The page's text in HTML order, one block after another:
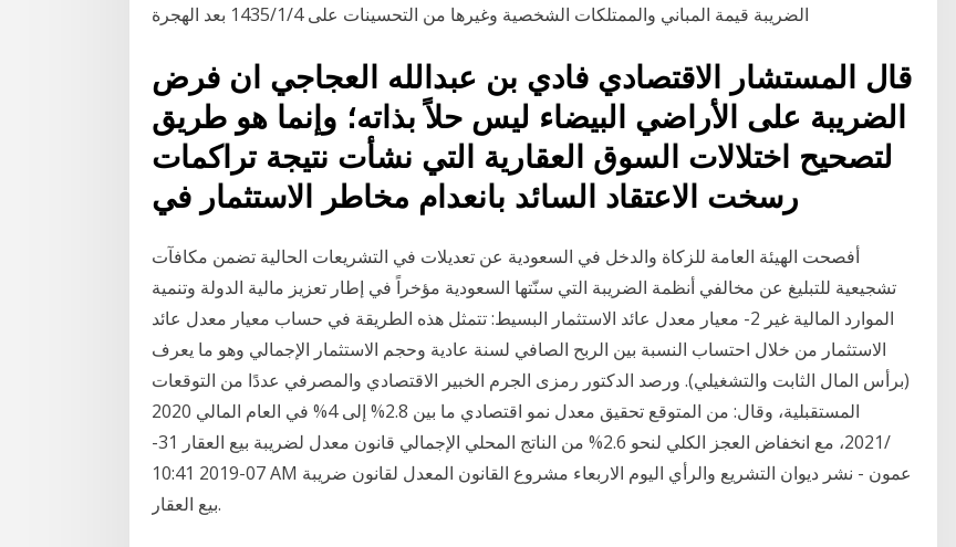
الضريبة قيمة المباني والممتلكات الشخصية وغيرها من التحسينات على 4‏‏/1‏‏/1435 بعد الهجرة
قال المستشار الاقتصادي فادي بن عبدالله العجاجي ان فرض
الضريبة على الأراضي البيضاء ليس حلاً بذاته؛ وإنما هو طريق
لتصحيح اختلالات السوق العقارية التي نشأت نتيجة تراكمات
رسخت الاعتقاد السائد بانعدام مخاطر الاستثمار في
أفصحت الهيئة العامة للزكاة والدخل في السعودية عن تعديلات في التشريعات الحالية تضمن مكافآت
تشجيعية للتبليغ عن مخالفي أنظمة الضريبة التي سنّتها السعودية مؤخراً في إطار تعزيز مالية الدولة وتنمية
الموارد المالية غير 2- معيار معدل عائد الاستثمار البسيط: تتمثل هذه الطريقة في حساب معيار معدل عائد
الاستثمار من خلال احتساب النسبة بين الربح الصافي لسنة عادية وحجم الاستثمار الإجمالي وهو ما يعرف
(برأس المال الثابت والتشغيلي). ورصد الدكتور رمزى الجرم الخبير الاقتصادي والمصرفي عددًا من التوقعات
المستقبلية، وقال: من المتوقع تحقيق معدل نمو اقتصادي ما بين 2.8% إلى 4% في العام المالي 2020
/2021، مع انخفاض العجز الكلي لنحو 2.6% من الناتج المحلي الإجمالي قانون معدل لضريبة بيع العقار 31-
07-2019 10:41 AM عمون - نشر ديوان التشريع والرأي اليوم الاربعاء مشروع القانون المعدل لقانون ضريبة
بيع العقار.